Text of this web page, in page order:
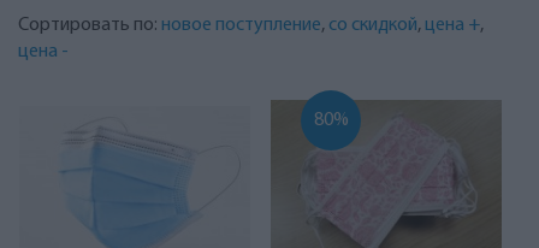
Сортировать по: новое поступление, со скидкой, цена +,
цена -
80%